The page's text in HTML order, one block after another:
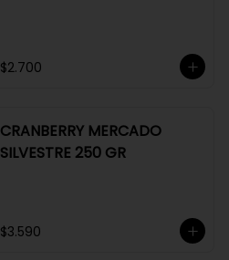
$2.700
CRANBERRY MERCADO
SILVESTRE 250 GR
$3.590